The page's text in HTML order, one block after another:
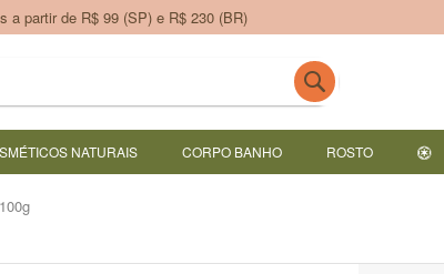
a partir de R$ 99 (SP) e R$ 230 (BR)
NATURAIS CORPO BANHO ROSTO